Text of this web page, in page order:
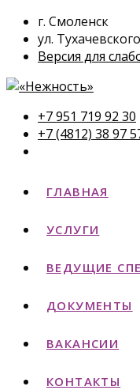
г. Смоленск
ул.
Версия для
+7 951 719 92 30
+7 (4812) 38 97
ГЛАВНАЯ
УСЛУГИ
ВЕДУЩИЕ
ДОКУМЕНТЫ
ВАКАНСИИ
КОНТАКТЫ